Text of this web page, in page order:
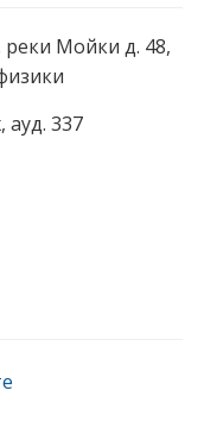
реки Мойки д. 48,
ауд. 337